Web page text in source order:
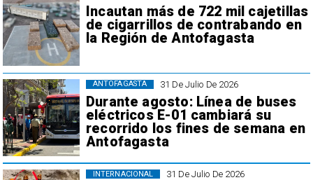
Incautan más de 722 mil cajetillas
de cigarrillos de contrabando en
la Región de Antofagasta
31 De Julio De 2026
Durante agosto: Línea de buses
eléctricos E-01 cambiará su
recorrido los fines de semana en
Antofagasta
ANTOFAGASTA
31 De Julio De 2026
INTERNACIONAL